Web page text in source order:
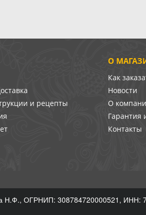
О
Как
Новости
О
Гарантия
Контакты
и рецепты
Н.Ф., ОГРНИП: 308784720000521, ИНН: